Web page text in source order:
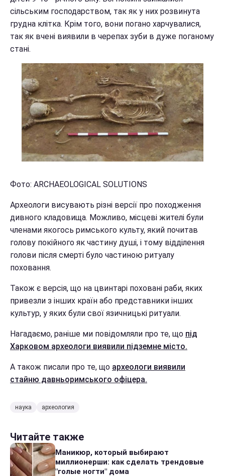
сільським господарством, так як у них розвинута
грудна клітка. Крім того, вони погано харчувалися,
так як вчені виявили в черепах зуби в дуже поганому
стані.
Фото: ARCHAEOLOGICAL SOLUTIONS
Археологи висувають різні версії про походження
дивного кладовища. Можливо, місцеві жителі були
членами якогось римського культу, який почитав
голову покійного як частину душі, і тому відділення
голови після смерті було частиною ритуалу
поховання.
Також є версія, що на цвинтарі поховані раби, яких
привезли з інших країн або представники інших
культур, у яких були свої язичницькі ритуали.
Нагадаємо, раніше ми повідомляли про те, що під
Харковом археологи виявили підземне місто.
А також писали про те, що археологи виявили
стайню давньоримського офіцера.
наука археология
Читайте также
Маникюр, который выбирают
миллионерши: как сделать трендовые
"голые ногти" дома